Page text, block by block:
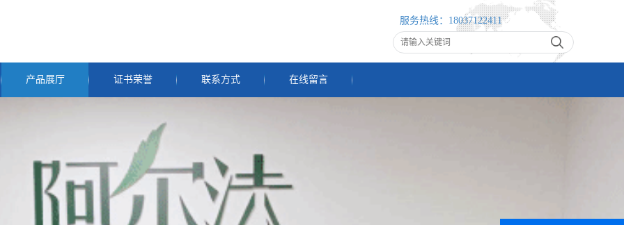
服务热线： 18037122411
产品展厅 证书荣誉 联系方式 在线留言